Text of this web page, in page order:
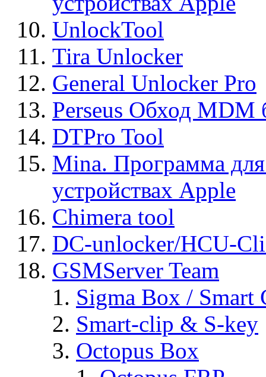
UnlockTool
Tira Unlocker
General Unlocker Pro
Perseus Обход MDM
DTPro Tool
Mina. Программа
устройствах Apple
Chimera tool
DC-unlocker/HCU-
GSMServer Team
Sigma Box / Smart
Smart-clip & S-key
Octopus Box